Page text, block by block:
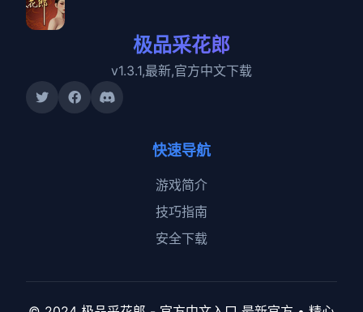
极品采花郎
v1.3.1,最新,官方中文下载
快速导航
游戏简介
技巧指南
安全下载